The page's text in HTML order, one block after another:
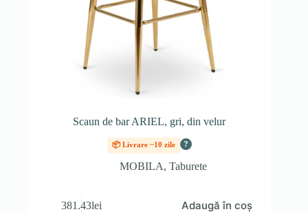
Scaun de bar ARIEL, gri, din velur
📦 Livrare ~10 zile ?
MOBILA, Taburete
381.43lei Adaugă în coș